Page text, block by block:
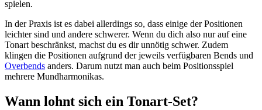
spielen.
In der Praxis ist es dabei allerdings so, dass einige der Positionen
leichter sind und andere schwerer. Wenn du dich also nur auf eine
Tonart beschränkst, machst du es dir unnötig schwer. Zudem
klingen die Positionen aufgrund der jeweils verfügbaren Bends und
Overbends anders. Darum nutzt man auch beim Positionsspiel
mehrere Mundharmonikas.
Wann lohnt sich ein Tonart-Set?